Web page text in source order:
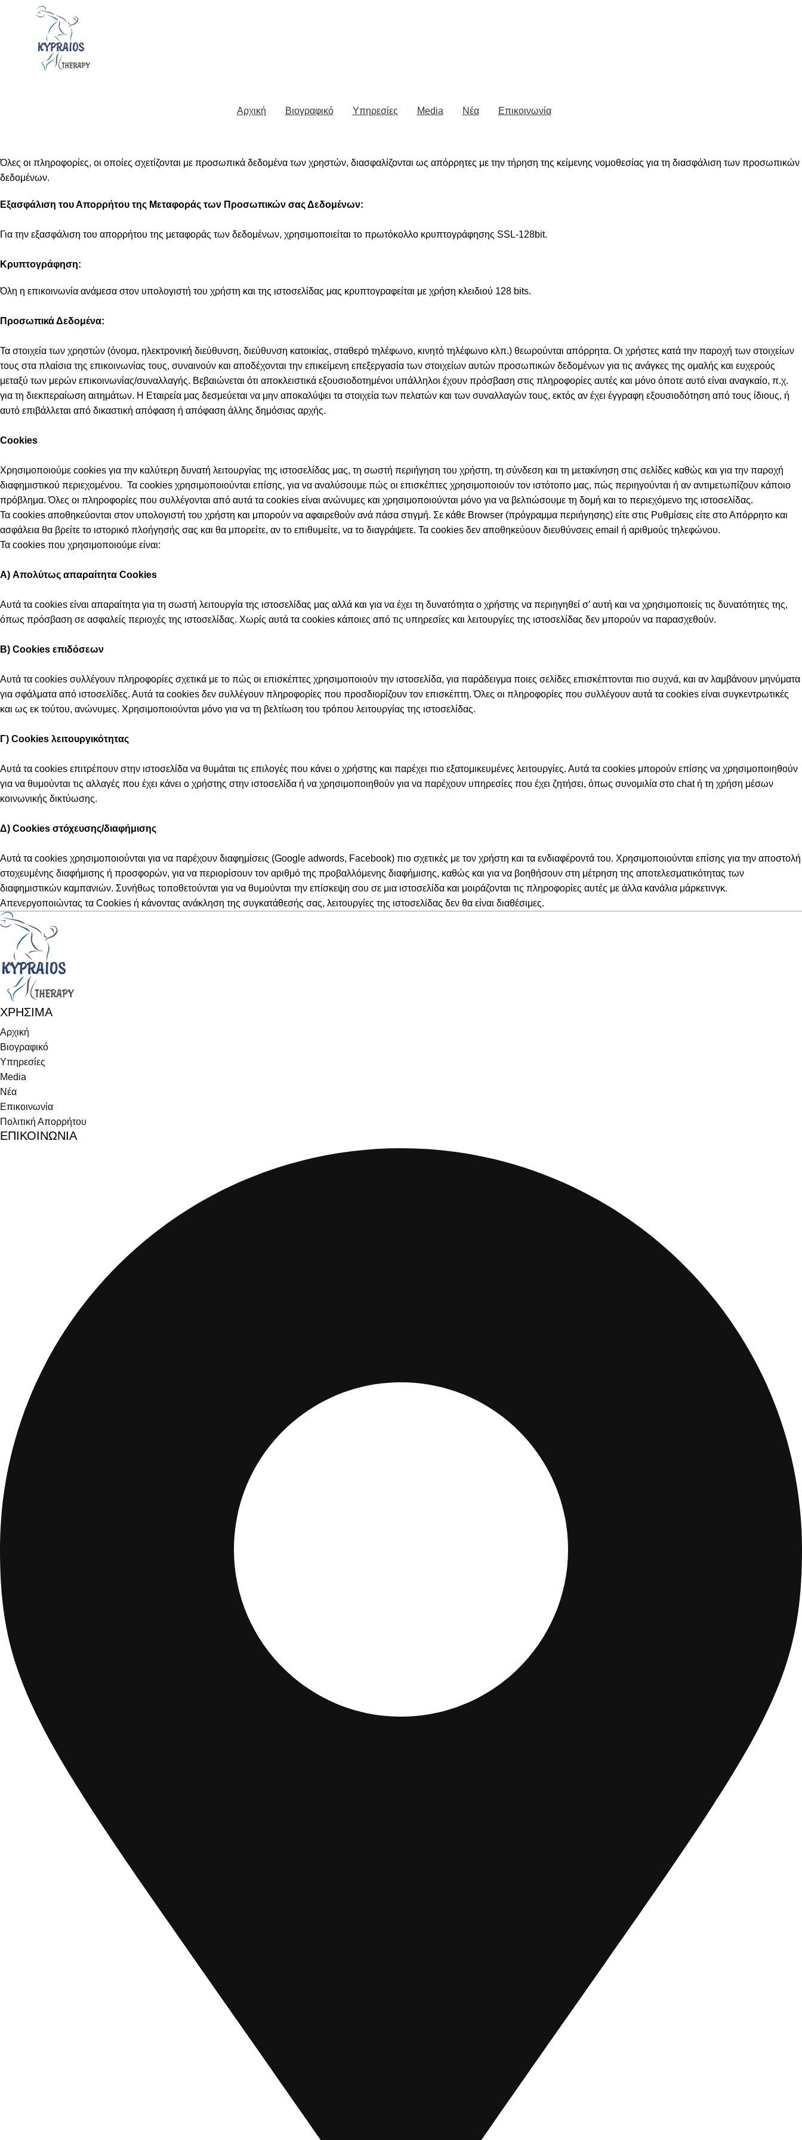
Αρχική Βιογραφικό Υπηρεσίες Media Νέα Επικοινωνία
Όλες οι πληροφορίες, οι οποίες σχετίζονται με προσωπικά δεδομένα των χρηστών, διασφαλίζονται ως απόρρητες με την τήρηση της κείμενης νομοθεσίας για τη διασφάλιση των προσωπικών
δεδομένων.
Εξασφάλιση του Απορρήτου της Μεταφοράς των Προσωπικών σας Δεδομένων:
Για την εξασφάλιση του απορρήτου της μεταφοράς των δεδομένων, χρησιμοποιείται το πρωτόκολλο κρυπτογράφησης SSL-128bit.
Κρυπτογράφηση:
Όλη η επικοινωνία ανάμεσα στον υπολογιστή του χρήστη και της ιστοσελίδας μας κρυπτογραφείται με χρήση κλειδιού 128 bits.
Προσωπικά Δεδομένα:
Τα στοιχεία των χρηστών (όνομα, ηλεκτρονική διεύθυνση, διεύθυνση κατοικίας, σταθερό τηλέφωνο, κινητό τηλέφωνο κλπ.) θεωρούνται απόρρητα. Οι χρήστες κατά την παροχή των στοιχείων
τους στα πλαίσια της επικοινωνίας τους, συναινούν και αποδέχονται την επικείμενη επεξεργασία των στοιχείων αυτών προσωπικών δεδομένων για τις ανάγκες της ομαλής και ευχερούς
μεταξύ των μερών επικοινωνίας/συναλλαγής. Βεβαιώνεται ότι αποκλειστικά εξουσιοδοτημένοι υπάλληλοι έχουν πρόσβαση στις πληροφορίες αυτές και μόνο όποτε αυτό είναι αναγκαίο, π.χ.
για τη διεκπεραίωση αιτημάτων. Η Εταιρεία μας δεσμεύεται να μην αποκαλύψει τα στοιχεία των πελατών και των συναλλαγών τους, εκτός αν έχει έγγραφη εξουσιοδότηση από τους ίδιους, ή
αυτό επιβάλλεται από δικαστική απόφαση ή απόφαση άλλης δημόσιας αρχής.
Cookies
Χρησιμοποιούμε cookies για την καλύτερη δυνατή λειτουργίας της ιστοσελίδας μας, τη σωστή περιήγηση του χρήστη, τη σύνδεση και τη μετακίνηση στις σελίδες καθώς και για την παροχή
διαφημιστικού περιεχομένου. Τα cookies χρησιμοποιούνται επίσης, για να αναλύσουμε πώς οι επισκέπτες χρησιμοποιούν τον ιστότοπο μας, πώς περιηγούνται ή αν αντιμετωπίζουν κάποιο
πρόβλημα. Όλες οι πληροφορίες που συλλέγονται από αυτά τα cookies είναι ανώνυμες και χρησιμοποιούνται μόνο για να βελτιώσουμε τη δομή και το περιεχόμενο της ιστοσελίδας.
Τα cookies αποθηκεύονται στον υπολογιστή του χρήστη και μπορούν να αφαιρεθούν ανά πάσα στιγμή. Σε κάθε Browser (πρόγραμμα περιήγησης) είτε στις Ρυθμίσεις είτε στο Απόρρητο και
ασφάλεια θα βρείτε το ιστορικό πλοήγησής σας και θα μπορείτε, αν το επιθυμείτε, να το διαγράψετε. Τα cookies δεν αποθηκεύουν διευθύνσεις email ή αριθμούς τηλεφώνου.
Τα cookies που χρησιμοποιούμε είναι:
Α) Απολύτως απαραίτητα Cookies
Αυτά τα cookies είναι απαραίτητα για τη σωστή λειτουργία της ιστοσελίδας μας αλλά και για να έχει τη δυνατότητα ο χρήστης να περιηγηθεί σ’ αυτή και να χρησιμοποιείς τις δυνατότητες της,
όπως πρόσβαση σε ασφαλείς περιοχές της ιστοσελίδας. Χωρίς αυτά τα cookies κάποιες από τις υπηρεσίες και λειτουργίες της ιστοσελίδας δεν μπορούν να παρασχεθούν.
Β) Cookies επιδόσεων
Αυτά τα cookies συλλέγουν πληροφορίες σχετικά με το πώς οι επισκέπτες χρησιμοποιούν την ιστοσελίδα, για παράδειγμα ποιες σελίδες επισκέπτονται πιο συχνά, και αν λαμβάνουν μηνύματα
για σφάλματα από ιστοσελίδες. Αυτά τα cookies δεν συλλέγουν πληροφορίες που προσδιορίζουν τον επισκέπτη. Όλες οι πληροφορίες που συλλέγουν αυτά τα cookies είναι συγκεντρωτικές
και ως εκ τούτου, ανώνυμες. Χρησιμοποιούνται μόνο για να τη βελτίωση του τρόπου λειτουργίας της ιστοσελίδας.
Γ) Cookies λειτουργικότητας
Αυτά τα cookies επιτρέπουν στην ιστοσελίδα να θυμάται τις επιλογές που κάνει ο χρήστης και παρέχει πιο εξατομικευμένες λειτουργίες. Αυτά τα cookies μπορούν επίσης να χρησιμοποιηθούν
για να θυμούνται τις αλλαγές που έχει κάνει ο χρήστης στην ιστοσελίδα ή να χρησιμοποιηθούν για να παρέχουν υπηρεσίες που έχει ζητήσει, όπως συνομιλία στο chat ή τη χρήση μέσων
κοινωνικής δικτύωσης.
Δ) Cookies στόχευσης/διαφήμισης
Αυτά τα cookies χρησιμοποιούνται για να παρέχουν διαφημίσεις (Google adwords, Facebook) πιο σχετικές με τον χρήστη και τα ενδιαφέροντά του. Χρησιμοποιούνται επίσης για την αποστολή
στοχευμένης διαφήμισης ή προσφορών, για να περιορίσουν τον αριθμό της προβαλλόμενης διαφήμισης, καθώς και για να βοηθήσουν στη μέτρηση της αποτελεσματικότητας των
διαφημιστικών καμπανιών. Συνήθως τοποθετούνται για να θυμούνται την επίσκεψη σου σε μια ιστοσελίδα και μοιράζονται τις πληροφορίες αυτές με άλλα κανάλια μάρκετινγκ.
Απενεργοποιώντας τα Cookies ή κάνοντας ανάκληση της συγκατάθεσής σας, λειτουργίες της ιστοσελίδας δεν θα είναι διαθέσιμες.
ΧΡΗΣΙΜΑ
Αρχική
Βιογραφικό
Υπηρεσίες
Media
Νέα
Επικοινωνία
Πολιτική Απορρήτου
ΕΠΙΚΟΙΝΩΝΙΑ